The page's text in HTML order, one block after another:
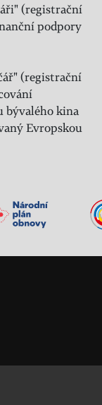
(registrační
podpory
(registrační
bývalého kina
Evropskou